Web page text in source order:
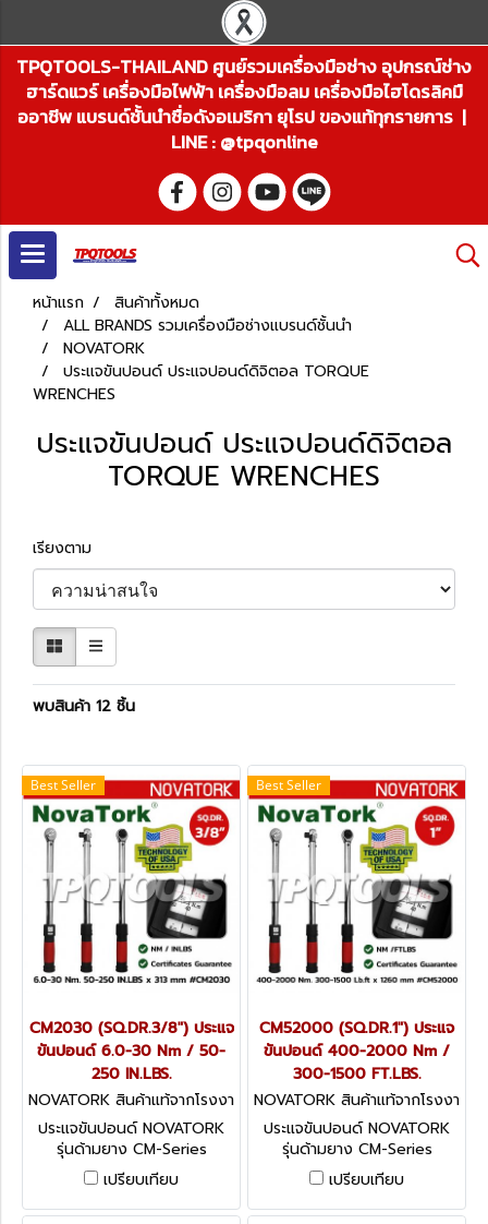
TPQTOOLS-THAILAND ศูนย์รวมเครื่องมือช่าง อุปกรณ์ช่าง
ฮาร์ดแวร์ เครื่องมือไฟฟ้า เครื่องมือลม เครื่องมือไฮโดรลิคมื
ออาชีพ แบรนด์ชั้นนำชื่อดังอเมริกา ยุโรป ของแท้ทุกรายการ |
LINE : @tpqonline
หน้าแรก
สินค้าทั้งหมด
ALL BRANDS รวมเครื่องมือช่างแบรนด์ชั้นนำ
NOVATORK
ประแจขันปอนด์ ประแจปอนด์ดิจิตอล TORQUE
WRENCHES
ประแจขันปอนด์ ประแจปอนด์ดิจิตอล
TORQUE WRENCHES
เรียงตาม
พบสินค้า 12 ชิ้น
Best Seller
CM2030 (SQ.DR.3/8") ประแจ
ขันปอนด์ 6.0-30 Nm / 50-
250 IN.LBS.
NOVATORK สินค้าแท้จากโรงงา
นผู้ผลิต CM2030 (SQ.DR.3/8
ประแจขันปอนด์ NOVATORK
รุ่นด้ามยาง CM-Series
มาตรฐานระดับโลก
TECHNOLOGY OF USA
เปรียบเทียบ
Best Seller
CM52000 (SQ.DR.1") ประแจ
ขันปอนด์ 400-2000 Nm /
300-1500 FT.LBS.
NOVATORK สินค้าแท้จากโรงงา
นผู้ผลิต CM52000 (SQ.DR.1
ประแจขันปอนด์ NOVATORK
รุ่นด้ามยาง CM-Series
มาตรฐานระดับโลก
TECHNOLOGY OF USA มี
หลายขนาดให้เลือก
เปรียบเทียบ